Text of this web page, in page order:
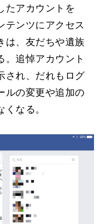
たアカウントを
テンツにアクセス
は、友だちや遺族
。追悼アカウント
され、だれもログ
ルの変更や追加の
なる。